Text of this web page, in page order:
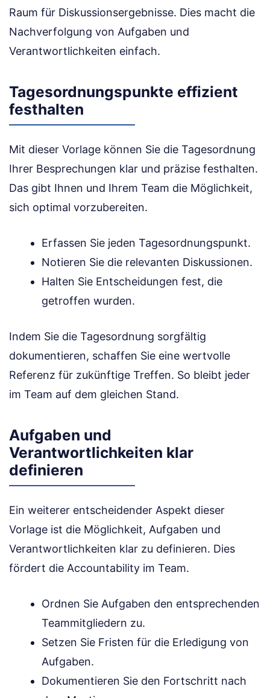
Raum für Diskussionsergebnisse. Dies macht die
Nachverfolgung von Aufgaben und
Verantwortlichkeiten einfach.
Tagesordnungspunkte effizient
festhalten
Mit dieser Vorlage können Sie die Tagesordnung
Ihrer Besprechungen klar und präzise festhalten.
Das gibt Ihnen und Ihrem Team die Möglichkeit,
sich optimal vorzubereiten.
Erfassen Sie jeden Tagesordnungspunkt.
Notieren Sie die relevanten Diskussionen.
Halten Sie Entscheidungen fest, die
getroffen wurden.
Indem Sie die Tagesordnung sorgfältig
dokumentieren, schaffen Sie eine wertvolle
Referenz für zukünftige Treffen. So bleibt jeder
im Team auf dem gleichen Stand.
Aufgaben und
Verantwortlichkeiten klar
definieren
Ein weiterer entscheidender Aspekt dieser
Vorlage ist die Möglichkeit, Aufgaben und
Verantwortlichkeiten klar zu definieren. Dies
fördert die Accountability im Team.
Ordnen Sie Aufgaben den entsprechenden
Teammitgliedern zu.
Setzen Sie Fristen für die Erledigung von
Aufgaben.
Dokumentieren Sie den Fortschritt nach